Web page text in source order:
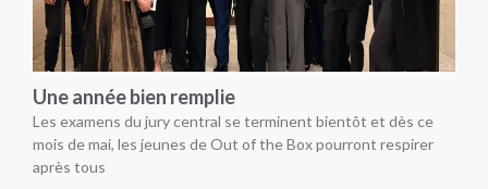
Une année bien remplie
Les examens du jury central se terminent bientôt et dès ce
mois de mai, les jeunes de Out of the Box pourront respirer
après tous